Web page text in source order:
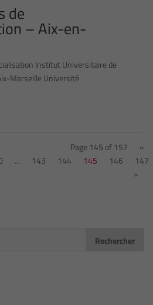
de
– Aix-en-
Institut Universitaire de
Marseille Université
Page 145 of 157
«
... 143 144 145 146
147
»